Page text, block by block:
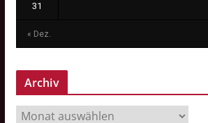
« Dez.
31
Archiv